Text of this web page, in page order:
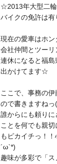
☆2013年大型二
バイクの免許は
現在の愛車はホン
会社仲間とツー
連休になると福
出かけてます☆
ここで、事務の
ので書きますねっ
誰からにも頼り
ことを何でも親
もピカイチっ！
´ω`*)
趣味が多彩で「